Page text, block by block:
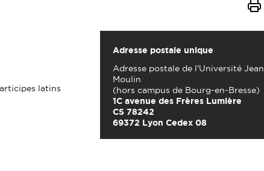
latins
Adresse postale unique
Adresse postale de l'Université Jean
Moulin
(hors campus de Bourg-en-Bresse)
1C avenue des Frères Lumière
CS 78242
69372 Lyon Cedex 08